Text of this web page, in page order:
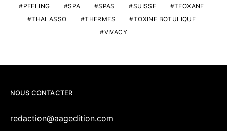
PEELING
SPA SPAS SUISSE
TEOXANE
THALASSO
THERMES
TOXINE BOTULIQUE
VIVACY
NOUS CONTACTER
redaction@aagedition.com